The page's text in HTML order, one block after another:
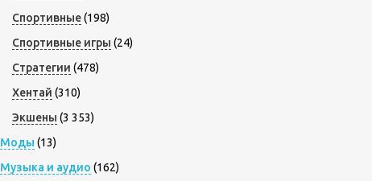
Спортивные(198)
Спортивные игры (24)
Стратегии (478)
Хентай (310)
Экшены (3 353)
Моды (13)
Музыка и аудио (162)